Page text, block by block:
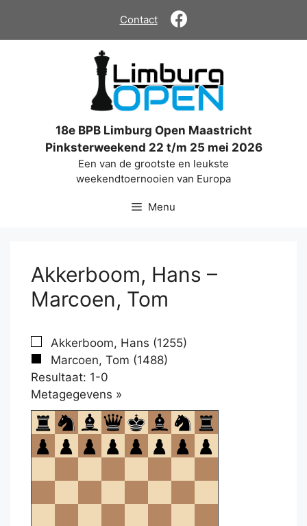
de
Contact
18e BPB Limburg Open Maastricht
Pinksterweekend 22 t/m 25 mei 2026
Een van de grootste en leukste
weekendtoernooien van Europa
Menu
Akkerboom, Hans –
Marcoen, Tom
Akkerboom, Hans (1255)
Marcoen, Tom (1488)
Resultaat: 1-0
Metagegevens »
om
te
openen.